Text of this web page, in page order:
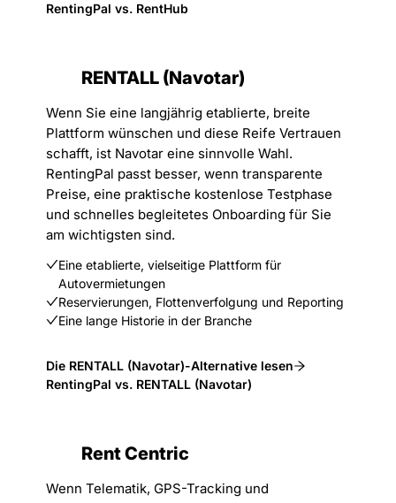
RentingPal vs. RentHub
RENTALL (Navotar)
Wenn Sie eine langjährig etablierte, breite
Plattform wünschen und diese Reife Vertrauen
schafft, ist Navotar eine sinnvolle Wahl.
RentingPal passt besser, wenn transparente
Preise, eine praktische kostenlose Testphase
und schnelles begleitetes Onboarding für Sie
am wichtigsten sind.
Eine etablierte, vielseitige Plattform für
Autovermietungen
Reservierungen, Flottenverfolgung und Reporting
Eine lange Historie in der Branche
Die RENTALL (Navotar)-Alternative lesen
RentingPal vs. RENTALL (Navotar)
Rent Centric
Wenn Telematik, GPS-Tracking und